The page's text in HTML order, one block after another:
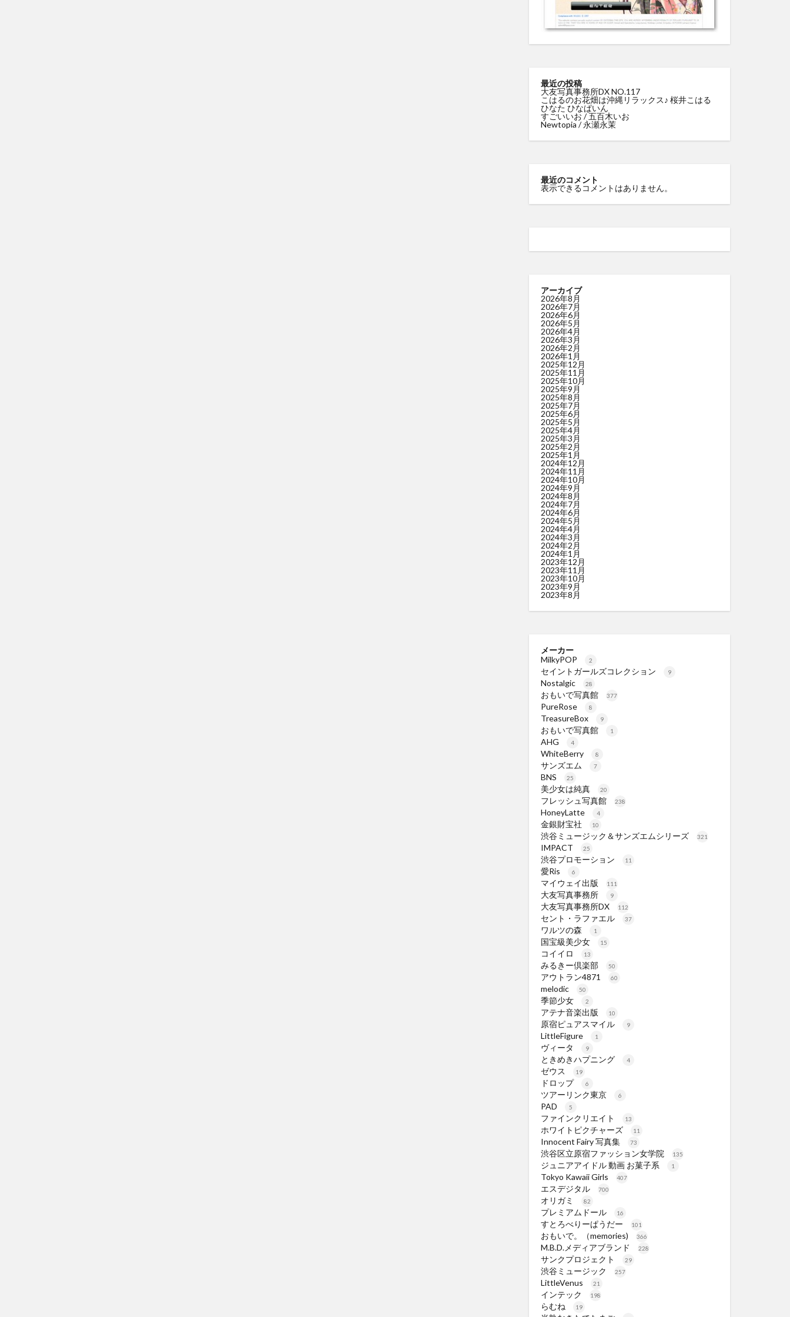
最近の投稿
大友写真事務所DX NO.117
こはるのお花畑は沖縄リラックス♪ 桜井こはる
ひなた ひなぱいん
すごいいお / 五百木いお
Newtopia / 永瀬永茉
最近のコメント
表示できるコメントはありません。
アーカイブ
2026年8月
2026年7月
2026年6月
2026年5月
2026年4月
2026年3月
2026年2月
2026年1月
2025年12月
2025年11月
2025年10月
2025年9月
2025年8月
2025年7月
2025年6月
2025年5月
2025年4月
2025年3月
2025年2月
2025年1月
2024年12月
2024年11月
2024年10月
2024年9月
2024年8月
2024年7月
2024年6月
2024年5月
2024年4月
2024年3月
2024年2月
2024年1月
2023年12月
2023年11月
2023年10月
2023年9月
2023年8月
メーカー
MilkyPOP
2
セイントガールズコレクション 9
Nostalgic 28
おもいで写真館 377
PureRose 8
TreasureBox 9
おもいで写真館 1
AHG 4
WhiteBerry 8
サンズエム 7
BNS 25
美少女は純真 20
フレッシュ写真館 238
HoneyLatte 4
金銀財宝社 10
渋谷ミュージック＆サンズエムシリーズ 321
IMPACT 25
渋谷プロモーション 11
愛Ris 6
マイウェイ出版 111
大友写真事務所 9
大友写真事務所DX 112
セント・ラファエル 37
ワルツの森 1
国宝級美少女 15
コイイロ 13
みるきー倶楽部 50
アウトラン4871 60
melodic 50
季節少女 2
アテナ音楽出版 10
原宿ピュアスマイル 9
LittleFigure 1
ヴィータ 9
ときめきハプニング 4
ゼウス 19
ドロップ 6
ツアーリンク東京 6
PAD 5
ファインクリエイト 13
ホワイトピクチャーズ 11
Innocent Fairy 写真集 73
渋谷区立原宿ファッション女学院 135
ジュニアアイドル 動画 お菓子系 1
Tokyo Kawaii Girls 407
エスデジタル 700
オリガミ 82
プレミアムドール 16
すとろべりーぱうだー 101
おもいで。（memories) 366
M.B.D.メディアブランド 228
サンクプロジェクト 29
渋谷ミュージック 257
LittleVenus 21
インテック 198
らむね 19